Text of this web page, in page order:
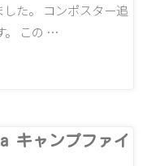
た。 コンポスター追
。 この …
キャンプファイ